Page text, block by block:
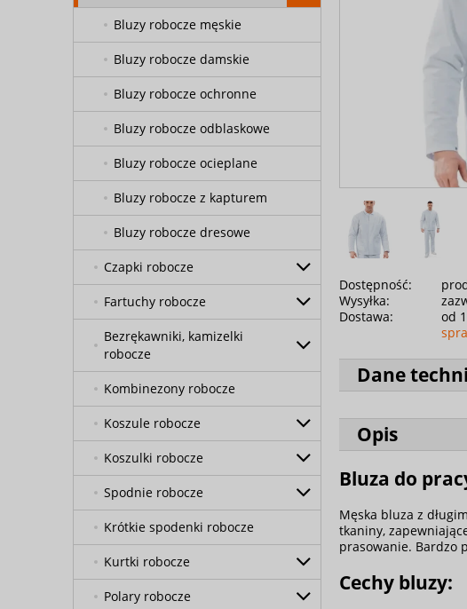
Bluzy robocze męskie
Bluzy robocze damskie
Bluzy robocze ochronne
Bluzy robocze odblaskowe
Bluzy robocze ocieplane
Bluzy robocze z kapturem
Bluzy robocze dresowe
Czapki robocze
Fartuchy robocze
Bezrękawniki, kamizelki
robocze
Kombinezony robocze
Koszule robocze
Koszulki robocze
Spodnie robocze
Krótkie spodenki robocze
Kurtki robocze
Polary robocze
Dostępność:
Wysyłka:
Dostawa:
od
Dane
Opis
Bluza do
Męska bluza z
tkaniny,
prasowanie. Bardzo
Cechy bluzy: